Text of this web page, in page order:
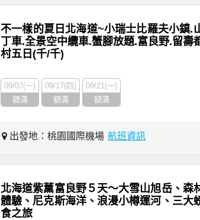
不一樣的夏日北海道~小瑞士比羅夫小鎮.
丁車.全景空中纜車.蟹腳放題.富良野.留壽
村五日(千/千)
09/07(一)
額滿
09/17(四)
額滿
09/21(一)
額滿
出發地：桃園國際機場 航班資訊
北海道紫薰富良野５天～大雪山旭岳、森
體驗、尼克斯海洋、浪漫小樽運河、三大
食之旅